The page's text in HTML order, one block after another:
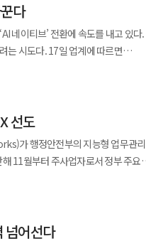
다
네이티브’ 전환에 속도를 내고 있다.
업계에 따르면
프라이즈(Claude Enterprise)’를
쇼핑 서비스를 도입해 앱·웹 유입
동해 업무 생산성을 높일 수 있다.
지 활용 범위를 확대하고 있는 점이
식에 초점을 맞춘다. 기존처럼 IT
선도
가 행정안전부의 지능형 업무관리
웍스는 지난달 30일부터 공식
(PPP) 사업자로서 인터넷망과
넘어선다